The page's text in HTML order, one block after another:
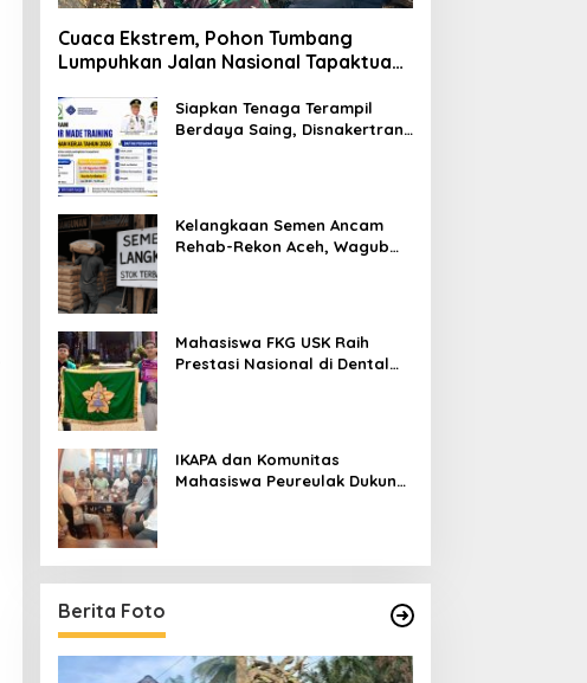
Cuaca Ekstrem, Pohon Tumbang
Lumpuhkan Jalan Nasional Tapaktuan-
Siapkan Tenaga Terampil
Berdaya Saing, Disnakertrans
Kelangkaan Semen Ancam
Rehab-Rekon Aceh, Wagub
Mahasiswa FKG USK Raih
Prestasi Nasional di Dental
IKAPA dan Komunitas
Mahasiswa Peureulak Dukung
Berita Foto